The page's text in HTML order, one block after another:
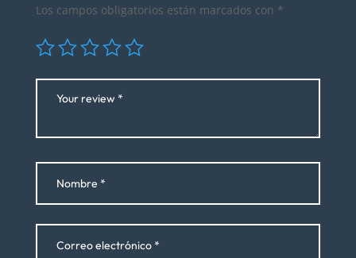
Los campos obligatorios están marcados con *